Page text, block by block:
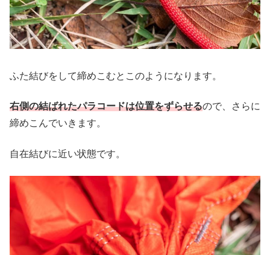
ふた結びをして締めこむとこのようになります。
右側の結ばれたパラコードは位置をずらせるので、さらに
締めこんでいきます。
自在結びに近い状態です。